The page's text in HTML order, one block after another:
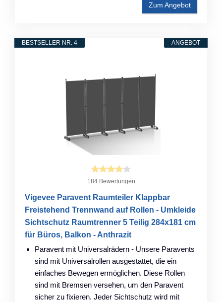
Zum Angebot
ANGEBOT
BESTSELLER NR. 4
184 Bewertungen
Vigevee Paravent Raumteiler Klappbar
Freistehend Trennwand auf Rollen - Umkleide
Sichtschutz Raumtrenner 5 Teilig 284x181 cm
für Büros, Balkon - Anthrazit
Paravent mit Universalrädern - Unsere Paravents
sind mit Universalrollen ausgestattet, die ein
einfaches Bewegen ermöglichen. Diese Rollen
sind mit Bremsen versehen, um den Paravent
sicher zu fixieren. Jeder Sichtschutz wird mit